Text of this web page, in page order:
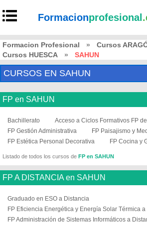
Formacionprofesional
Formacion Profesional » Cursos
Cursos HUESCA
» SAHUN
CURSOS EN SAHUN
FP en SAHUN
Bachillerato
Acceso a Ciclos Formativos FP
FP Gestión Administrativa
FP Paisajismo y
FP Estética Personal Decorativa
FP Cocina y
Listado de todos los cursos de FP en SAHUN
FP A DISTANCIA en SAHUN
Graduado en ESO a Distancia
FP Eficiencia Energética y Energía Solar Térmica
FP Administración de Sistemas Informáticos a